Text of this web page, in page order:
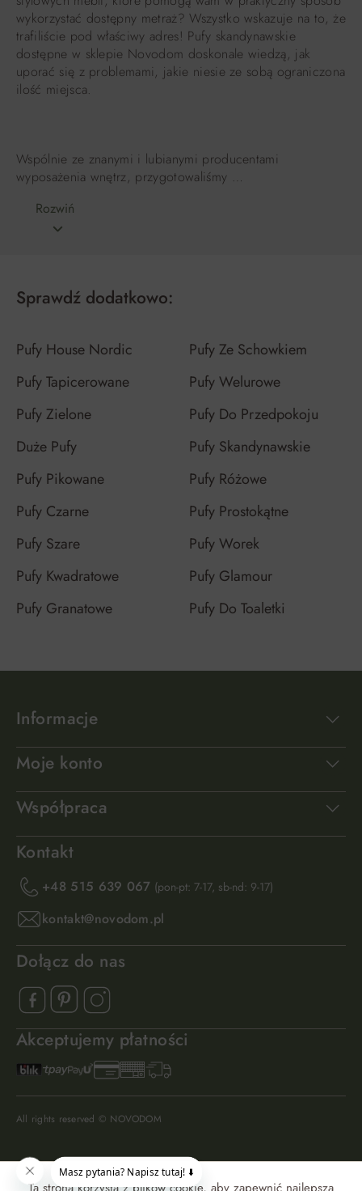
wykorzystać dostępny metraż? Wszystko wskazuje na to, że
trafiliście pod właściwy adres! Pufy skandynawskie
dostępne w sklepie Novodom doskonale wiedzą, jak
uporać się z problemami, jakie niesie ze sobą ograniczona
ilość miejsca.
Wspólnie ze znanymi i lubianymi producentami
wyposażenia wnętrz, przygotowaliśmy …
Rozwiń
Sprawdź dodatkowo:
Pufy House Nordic
Pufy Ze Schowkiem
Pufy Tapicerowane
Pufy Welurowe
Pufy Zielone
Pufy Do Przedpokoju
Duże Pufy
Pufy Skandynawskie
Pufy Pikowane
Pufy Różowe
Pufy Czarne
Pufy Prostokątne
Pufy Szare
Pufy Worek
Pufy Kwadratowe
Pufy Glamour
Pufy Granatowe
Pufy Do Toaletki
Informacje
Moje konto
Współpraca
Kontakt
+48 515 639 067 (pon-pt: 7-17, sb-nd: 9-17)
kontakt@novodom.pl
Dołącz do nas
Akceptujemy płatności
All rights reserved © NOVODOM